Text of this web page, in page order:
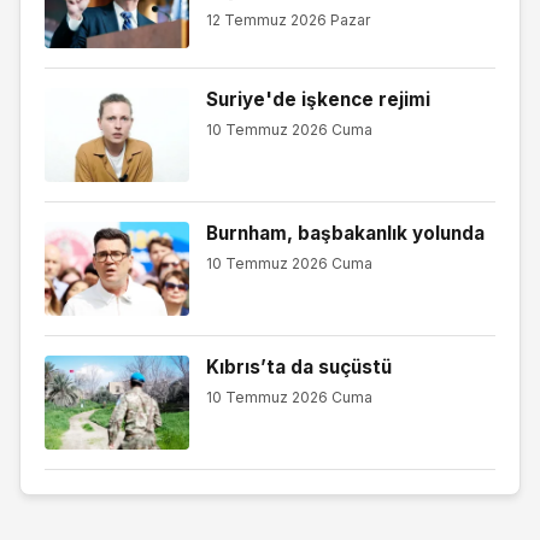
12 Temmuz 2026 Pazar
Suriye'de işkence rejimi
10 Temmuz 2026 Cuma
Burnham, başbakanlık yolunda
10 Temmuz 2026 Cuma
Kıbrıs’ta da suçüstü
10 Temmuz 2026 Cuma